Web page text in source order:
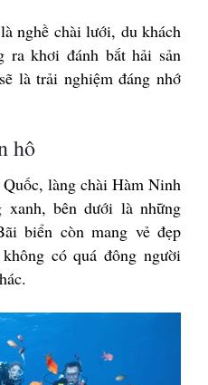
nghề chài lưới, du khách
ra khơi đánh bắt hải sản
là trải nghiệm đáng nhớ
hô
làng chài Hàm Ninh
bên dưới là những
biển còn mang vẻ đẹp
có quá đông người